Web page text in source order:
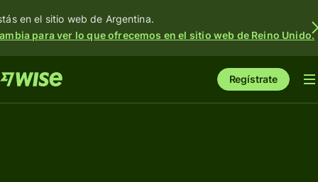
en el sitio web de Argentina.
para ver lo que ofrecemos en el sitio web de Reino Unido.
Regístrate